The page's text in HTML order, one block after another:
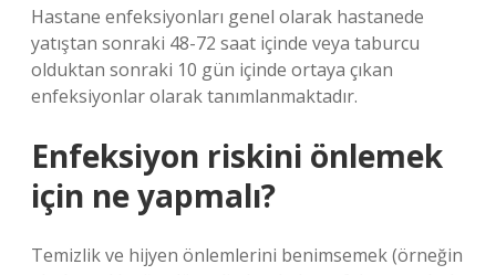
Hastane enfeksiyonları genel olarak hastanede
yatıştan sonraki 48-72 saat içinde veya taburcu
olduktan sonraki 10 gün içinde ortaya çıkan
enfeksiyonlar olarak tanımlanmaktadır.
Enfeksiyon riskini önlemek
için ne yapmalı?
Temizlik ve hijyen önlemlerini benimsemek (örneğin